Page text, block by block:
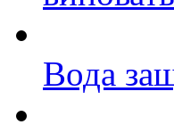
Вода